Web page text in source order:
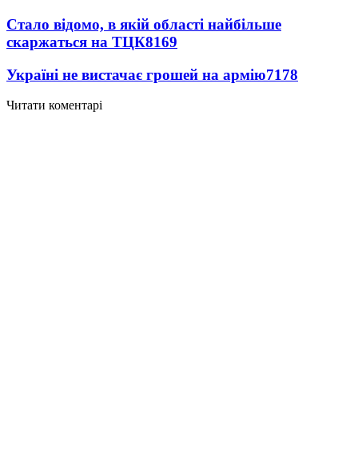
Стало відомо, в якій області найбільше
скаржаться на ТЦК8169
Україні не вистачає грошей на армію7178
Читати коментарі